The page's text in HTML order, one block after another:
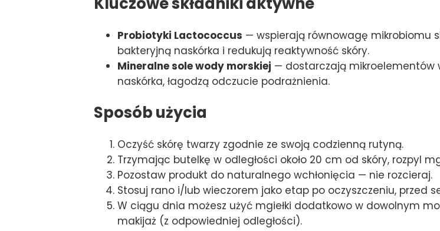
Probiotyki Lactococcus — wspierają równowagę mikrobiomu
bakteryjną naskórka i redukują reaktywność skóry.
Mineralne sole wody morskiej — dostarczają
naskórka, łagodzą odczucie podrażnienia.
Sposób użycia
Oczyść skórę twarzy zgodnie ze swoją codzienną rutyną.
Trzymając butelkę w odległości około 20 cm od skóry, rozpyl
Pozostaw produkt do naturalnego wchłonięcia — nie rozcieraj.
Stosuj rano i/lub wieczorem jako etap po oczyszczeniu, przed
W ciągu dnia możesz użyć mgiełki dodatkowo w dowolnym
makijaż (z odpowiedniej odległości).